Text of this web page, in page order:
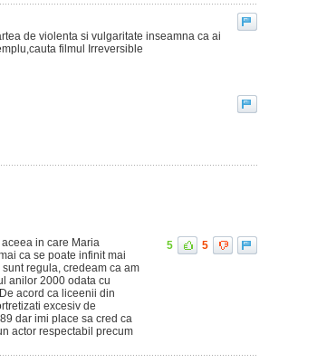
de violenta si vulgaritate inseamna ca ai
filmul Irreversible
in care Maria
ca se poate infinit mai
regula, credeam ca am
anilor 2000 odata cu
acord ca liceenii din
excesiv de
dar imi place sa cred ca
actor respectabil precum
5 5